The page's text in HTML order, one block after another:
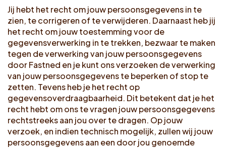
Jij hebt het recht om jouw persoonsgegevens in te
zien, te corrigeren of te verwijderen. Daarnaast heb jij
het recht om jouw toestemming voor de
gegevensverwerking in te trekken, bezwaar te maken
tegen de verwerking van jouw persoonsgegevens
door Fastned en je kunt ons verzoeken de verwerking
van jouw persoonsgegevens te beperken of stop te
zetten. Tevens heb je het recht op
gegevensoverdraagbaarheid. Dit betekent dat je het
recht hebt om ons te vragen jouw persoonsgegevens
rechtstreeks aan jou over te dragen. Op jouw
verzoek, en indien technisch mogelijk, zullen wij jouw
persoonsgegevens aan een door jou genoemde